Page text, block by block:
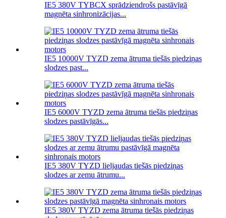
IE5 380V TYBCX sprādziendrošs pastāvīgā
magnēta sinhronizācijas...
IE5 10000V TYZD zema ātruma tiešās piedziņas
slodzes past...
IE5 6000V TYZD zema ātruma tiešās piedziņas
slodzes pastāvīgās...
IE5 380V TYZD lieljaudas tiešās piedziņas
slodzes ar zemu ātrumu...
IE5 380V TYZD zema ātruma tiešās piedziņas